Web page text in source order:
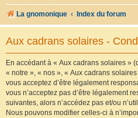
La gnomonique Index du forum
Aux cadrans solaires -
En accédant à « Aux cadrans solaires »
« notre », « nos », « Aux cadrans
vous acceptez d’être légalement
vous n’acceptez pas d’être légalement
suivantes, alors n’accédez pas et/ou
Nous pouvons modifier celles-ci à